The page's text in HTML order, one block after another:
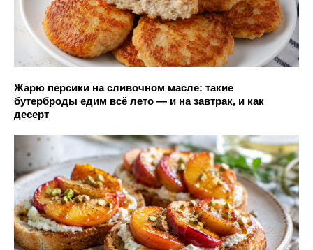
Жарю персики на сливочном масле: такие
бутерброды едим всё лето — и на завтрак, и как
десерт